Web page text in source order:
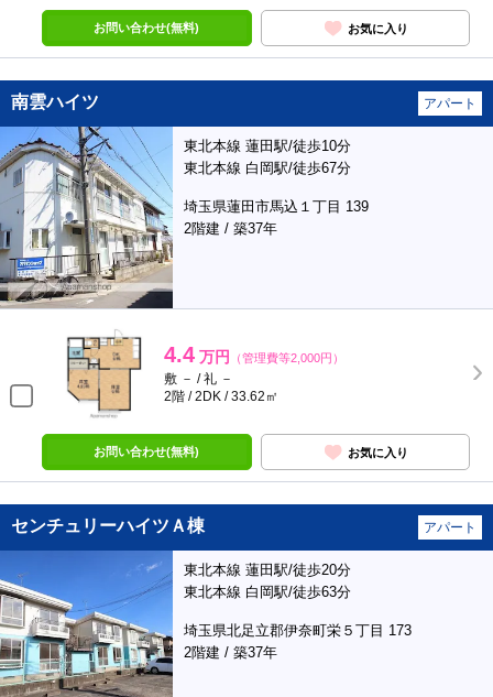
お問い合わせ(無料) お気に入り
南雲ハイツ アパート
東北本線 蓮田駅/徒歩10分
東北本線 白岡駅/徒歩67分
埼玉県蓮田市馬込１丁目 139
2階建 / 築37年
4.4 万円 （管理費等2,000円）
敷 － / 礼 －
2階 / 2DK / 33.62㎡
お問い合わせ(無料) お気に入り
センチュリーハイツＡ棟 アパート
東北本線 蓮田駅/徒歩20分
東北本線 白岡駅/徒歩63分
埼玉県北足立郡伊奈町栄５丁目 173
2階建 / 築37年